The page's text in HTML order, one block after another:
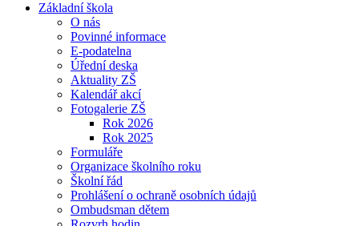
Základní škola
O nás
Povinné informace
E-podatelna
Úřední deska
Aktuality ZŠ
Kalendář akcí
Fotogalerie ZŠ
Rok 2026
Rok 2025
Formuláře
Organizace školního roku
Školní řád
Prohlášení o ochraně osobních údajů
Ombudsman dětem